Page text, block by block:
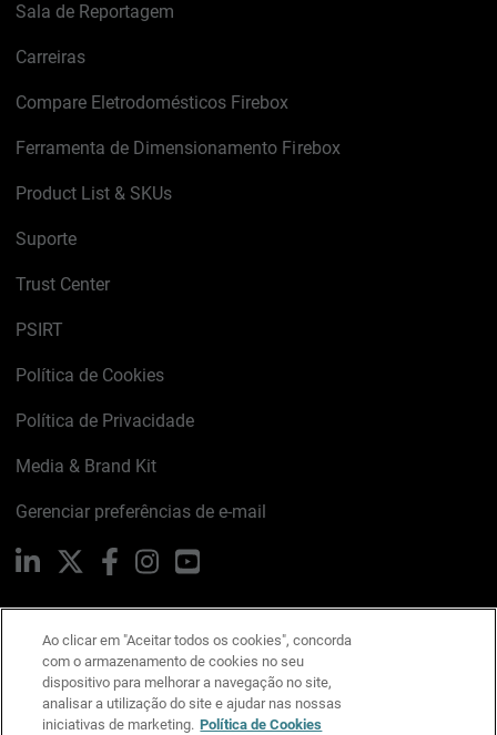
Sala de Reportagem
Carreiras
Compare Eletrodomésticos Firebox
Ferramenta de Dimensionamento Firebox
Product List & SKUs
Suporte
Trust Center
PSIRT
Política de Cookies
Política de Privacidade
Media & Brand Kit
Gerenciar preferências de e-mail
LinkedIn FacebookInstagramYouTube
Escreva-nos
Ao clicar em "Aceitar todos os cookies", concorda
com o armazenamento de cookies no seu
dispositivo para melhorar a navegação no site,
analisar a utilização do site e ajudar nas nossas
iniciativas de marketing. Política de Cookies